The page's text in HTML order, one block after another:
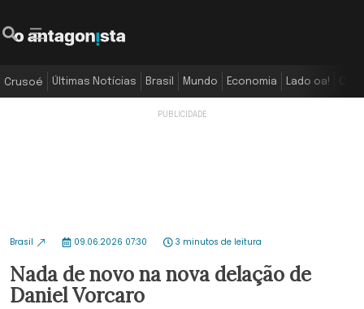
Crusoé Últimas Notícias Brasil Mundo Economia Lado oa!
Brasil 09.06.2026 07:30 3 minutos de leitura
Nada de novo na nova delação de
Daniel Vorcaro